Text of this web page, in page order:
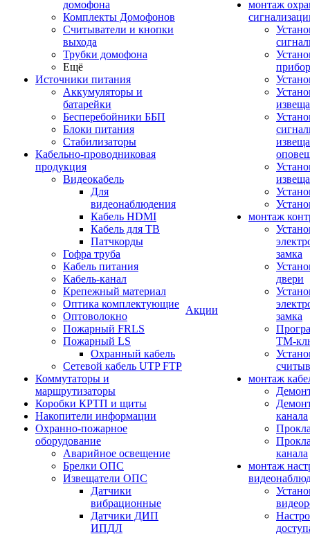
домофона
Комплекты Домофонов
Считыватели и кнопки
выхода
Трубки домофона
Ещё
Источники питания
Аккумуляторы и
батарейки
Бесперебойники ББП
Блоки питания
Стабилизаторы
Кабельно-проводниковая
продукция
Видеокабель
Для
видеонаблюдения
Кабель HDMI
Кабель для ТВ
Патчкорды
Гофра труба
Кабель питания
Кабель-канал
Крепежный материал
Оптика комплектующие
Оптоволокно
Пожарный FRLS
Пожарный LS
Охранный кабель
Сетевой кабель UTP FTP
Коммутаторы и
маршрутизаторы
Коробки КРТП и щиты
Накопители информации
Охранно-пожарное
оборудование
Аварийное освещение
Брелки ОПС
Извещатели ОПС
Датчики
вибрационные
Датчики ДИП
ИПДЛ
Акции
монтаж
монтаж
замка
двери
замка
ТМ-
монтаж
канала
канала
монтаж